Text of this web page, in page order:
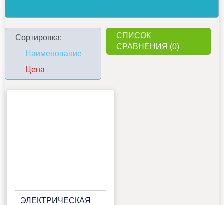
Сортировка:
Наименование
Цена
СПИСОК
СРАВНЕНИЯ (0)
ЭЛЕКТРИЧЕСКАЯ